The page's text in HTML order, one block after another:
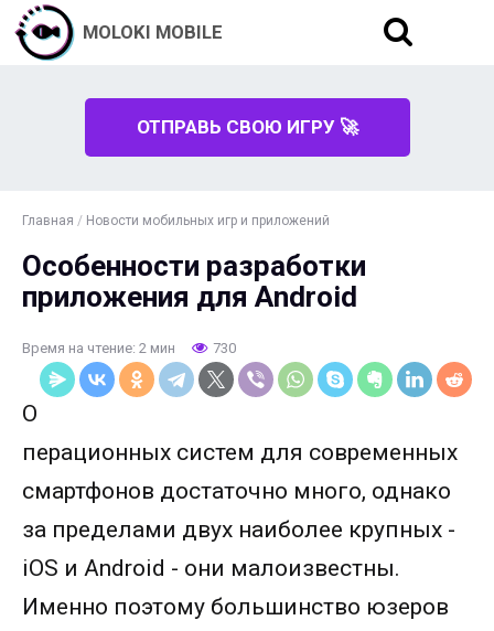
MOLOKI MOBILE
ОТПРАВЬ СВОЮ ИГРУ 🚀
Главная / Новости мобильных игр и приложений
Особенности разработки
приложения для Android
Время на чтение: 2 мин 730
О
перационных систем для современных
смартфонов достаточно много, однако
за пределами двух наиболее крупных -
iOS и Android - они малоизвестны.
Именно поэтому большинство юзеров